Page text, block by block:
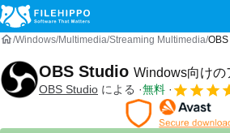
Windows Multimedia Streaming Multimedia
OBS Studio Windows向けの
OBS Studio による 無料